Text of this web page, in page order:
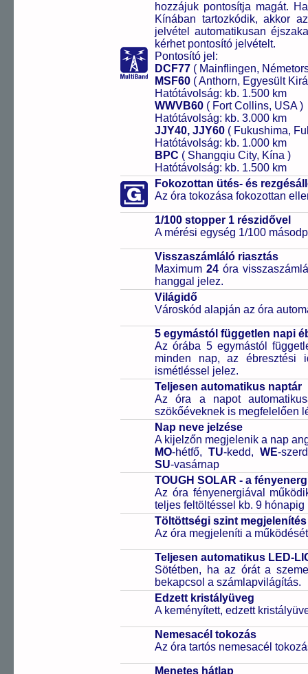
hozzájuk pontosítja magát.
Kínában tartozkódik, akkor
jelvétel automatikusan
kérhet pontosító jelvételt.
Pontosító jel:
DCF77 ( Mainflingen,
MSF60 ( Anthorn, Egyesült
Hatótávolság: kb. 1.500 km
WWVB60 ( Fort Collins, USA )
Hatótávolság: kb. 3.000 km
JJY40, JJY60 ( Fukushima,
Hatótávolság: kb. 1.000 km
BPC ( Shangqiu City, Kína )
Hatótávolság: kb. 1.500 km
Fokozottan ütés- és
Az óra tokozása fokozottan
1/100 stopper 1 részidővel
A mérési egység 1/100
Visszaszámláló riasztás
Maximum24 óra
hanggal jelez.
Világidő
Városkód alapján az óra
5 egymástól független napi
Az órába 5 egymástól
minden nap, az ébresztési
ismétléssel jelez.
Teljesen automatikus naptár
Az óra a napot
szökőéveknek is megfelelően
Nap neve jelzése
A kijelzőn megjelenik a nap
MO-hétfő,TU-kedd,WE-
SU-vasárnap
TOUGH SOLAR - a
Az óra fényenergiával
teljes feltöltéssel kb. 9
Töltöttségi szint megjelenítés
Az óra megjeleníti a
Teljesen automatikus LED-
Sötétben, ha az órát a
bekapcsol a számlapvilágítás.
Edzett kristályüveg
A keményített, edzett
Nemesacél tokozás
Az óra tartós nemesacél
Menetes hátlap